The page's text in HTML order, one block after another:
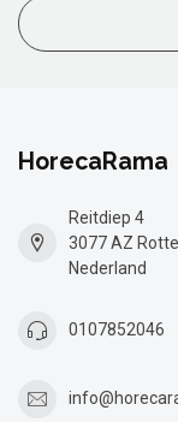
HorecaRama
Reitdiep 4
3077 AZ
Nederland
0107852046